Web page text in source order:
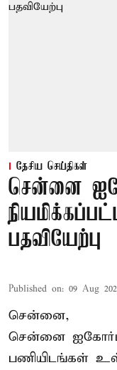
தேசிய செய்திகள்
சென்னை
பதவியேற்பு
Published on: 09 Aug
சென்னை,
சென்னை
பணியிடங்கள்